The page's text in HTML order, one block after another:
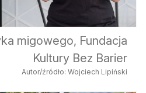
migowego, Fundacja
Kultury Bez Barier
Autor/źródło: Wojciech Lipiński